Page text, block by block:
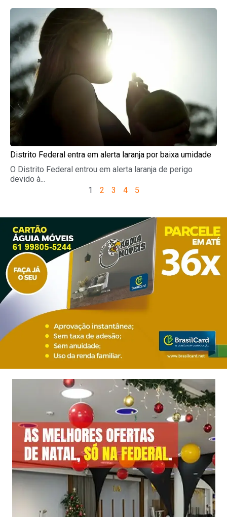
Distrito Federal entra em alerta laranja por baixa umidade
O Distrito Federal entrou em alerta laranja de perigo
devido à...
1
2 3 4 5